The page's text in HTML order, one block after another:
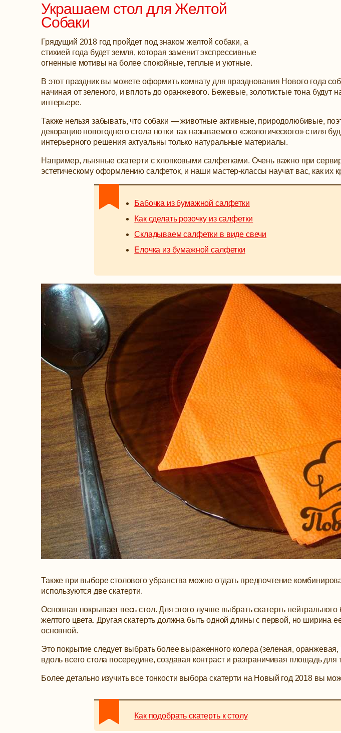
Украшаем стол для Желтой
Собаки
Грядущий 2018 год пройдет под знаком желтой собаки, а
стихией года будет земля, которая заменит экспрессивные
огненные мотивы на более спокойные, теплые и уютные.
В этот праздник вы можете оформить комнату для празднования Нового года
начиная от зеленого, и вплоть до оранжевого. Бежевые, золотистые тона будут
интерьере.
Также нельзя забывать, что собаки — животные активные, природолюбивые,
декорацию новогоднего стола нотки так называемого «экологического» стиля
интерьерного решения актуальны только натуральные материалы.
Например, льняные скатерти с хлопковыми салфетками. Очень важно при
эстетическому оформлению салфеток, и наши мастер-классы научат вас, как их
Бабочка из бумажной салфетки
Как сделать розочку из салфетки
Складываем салфетки в виде свечи
Елочка из бумажной салфетки
Также при выборе столового убранства можно отдать предпочтение
используются две скатерти.
Основная покрывает весь стол. Для этого лучше выбрать скатерть
желтого цвета. Другая скатерть должна быть одной длины с первой, но ширина
основной.
Это покрытие следует выбрать более выраженного колера (зеленая, оранжевая,
вдоль всего стола посередине, создавая контраст и разграничивая площадь для
Более детально изучить все тонкости выбора скатерти на Новый год 2018 вы
Как подобрать скатерть к столу